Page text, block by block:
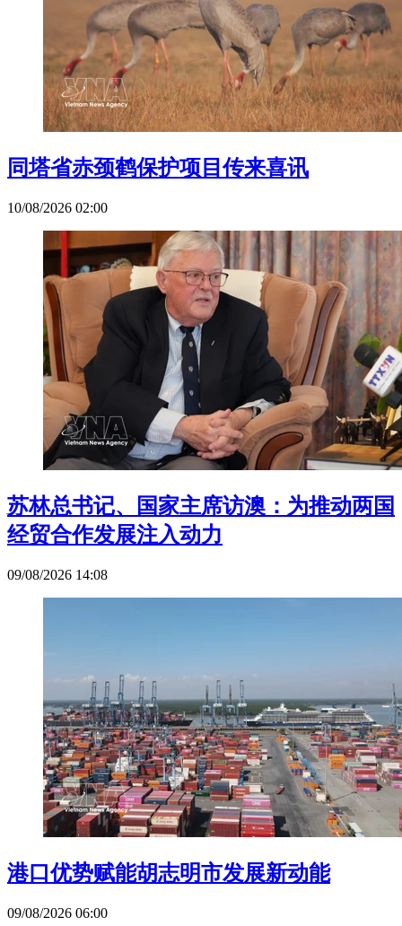
同塔省赤颈鹤保护项目传来喜讯
10/08/2026 02:00
苏林总书记、国家主席访澳：为推动两国
经贸合作发展注入动力
09/08/2026 14:08
港口优势赋能胡志明市发展新动能
09/08/2026 06:00